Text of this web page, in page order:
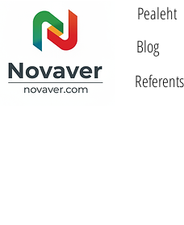
Pealeht
Blog